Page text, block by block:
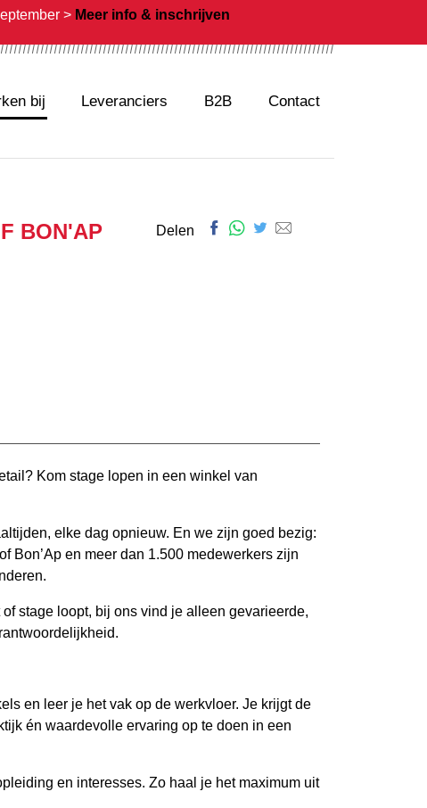
> Meer info & inschrijven
bij Leveranciers B2B Contact
Delen Facebook
Whatsapp
Twitter
BON'AP
Kom stage lopen in een winkel van
elke dag opnieuw. En we zijn goed bezig:
Bon’Ap en meer dan 1.500 medewerkers zijn
stage loopt, bij ons vind je alleen gevarieerde,
en leer je het vak op de werkvloer. Je krijgt de
én waardevolle ervaring op te doen in een
en interesses. Zo haal je het maximum uit